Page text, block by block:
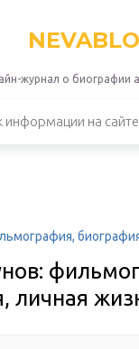
журнал о биографии
личная